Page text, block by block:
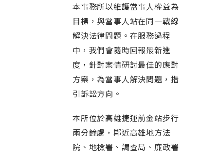
本事務所以維護當事人權益為
目標，與當事人站在同一戰線
解決法律問題。在服務過程
中，我們會隨時回報最新進
度，針對案情研討最佳的應對
方案，為當事人解決問題，指
引訴訟方向。
本所位於高雄捷運前金站步行
兩分鐘處，鄰近高雄地方法
院、地檢署、調查局、廉政署